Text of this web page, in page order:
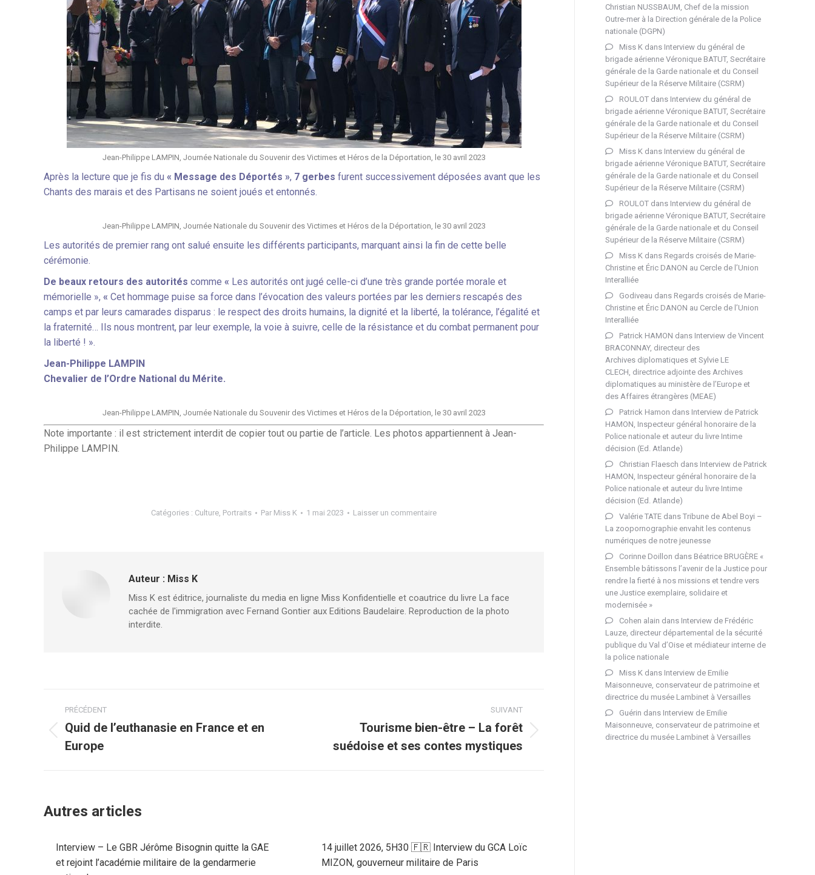
Jean-Philippe LAMPIN, Journée Nationale du Souvenir des Victimes et Héros de la Déportation, le 30 avril 2023
Après la lecture que je fis du « Message des Déportés », 7 gerbes furent successivement déposées avant que les
Chants des marais et des Partisans ne soient joués et entonnés.
Jean-Philippe LAMPIN, Journée Nationale du Souvenir des Victimes et Héros de la Déportation, le 30 avril 2023
Les autorités de premier rang ont salué ensuite les différents participants, marquant ainsi la fin de cette belle
cérémonie.
De beaux retours des autorités comme « Les autorités ont jugé celle-ci d’une très grande portée morale et
mémorielle », « Cet hommage puise sa force dans l’évocation des valeurs portées par les derniers rescapés des
camps et par leurs camarades disparus : le respect des droits humains, la dignité et la liberté, la tolérance, l’égalité et
la fraternité… Ils nous montrent, par leur exemple, la voie à suivre, celle de la résistance et du combat permanent pour
la liberté ! ».
Jean-Philippe LAMPIN
Chevalier de l’Ordre National du Mérite.
Jean-Philippe LAMPIN, Journée Nationale du Souvenir des Victimes et Héros de la Déportation, le 30 avril 2023
Note importante : il est strictement interdit de copier tout ou partie de l’article. Les photos appartiennent à Jean-
Philippe LAMPIN.
Catégories : Culture, Portraits Par Miss K 1 mai 2023 Laisser un commentaire
Auteur : Miss K
Miss K est éditrice, journaliste du media en ligne Miss Konfidentielle et coautrice du livre La face
cachée de l'immigration avec Fernand Gontier aux Editions Baudelaire. Reproduction de la photo
interdite.
Navigation
article
PRÉCÉDENT
Article
précédent
Quid de l’euthanasie en France et en
Europe
SUIVANT
suivant
Tourisme bien-être – La forêt
suédoise et ses contes mystiques
Autres articles
Interview – Le GBR Jérôme Bisognin quitte la GAE
et rejoint l’académie militaire de la gendarmerie
14 juillet 2026, 5H30 🇫🇷 Interview du GCA Loïc
MIZON, gouverneur militaire de Paris
Christian NUSSBAUM, Chef de la mission
Outre-mer à la Direction générale de la Police
nationale (DGPN)
Miss K dans Interview du général de
brigade aérienne Véronique BATUT, Secrétaire
générale de la Garde nationale et du Conseil
Supérieur de la Réserve Militaire (CSRM)
ROULOT dans Interview du général de
brigade aérienne Véronique BATUT, Secrétaire
générale de la Garde nationale et du Conseil
Supérieur de la Réserve Militaire (CSRM)
Miss K dans Interview du général de
brigade aérienne Véronique BATUT, Secrétaire
générale de la Garde nationale et du Conseil
Supérieur de la Réserve Militaire (CSRM)
ROULOT dans Interview du général de
brigade aérienne Véronique BATUT, Secrétaire
générale de la Garde nationale et du Conseil
Supérieur de la Réserve Militaire (CSRM)
Miss K dans Regards croisés de Marie-
Christine et Éric DANON au Cercle de l’Union
Interalliée
Godiveau dans Regards croisés de Marie-
Christine et Éric DANON au Cercle de l’Union
Interalliée
Patrick HAMON dans Interview de Vincent
BRACONNAY, directeur des
Archives diplomatiques et Sylvie LE
CLECH, directrice adjointe des Archives
diplomatiques au ministère de l’Europe et
des Affaires étrangères (MEAE)
Patrick Hamon dans Interview de Patrick
HAMON, Inspecteur général honoraire de la
Police nationale et auteur du livre Intime
décision (Ed. Atlande)
Christian Flaesch dans Interview de Patrick
HAMON, Inspecteur général honoraire de la
Police nationale et auteur du livre Intime
décision (Ed. Atlande)
Valérie TATE dans Tribune de Abel Boyi –
La zoopornographie envahit les contenus
numériques de notre jeunesse
Corinne Doillon dans Béatrice BRUGÈRE «
Ensemble bâtissons l’avenir de la Justice pour
rendre la fierté à nos missions et tendre vers
une Justice exemplaire, solidaire et
modernisée »
Cohen alain dans Interview de Frédéric
Lauze, directeur départemental de la sécurité
publique du Val d’Oise et médiateur interne de
la police nationale
Miss K dans Interview de Emilie
Maisonneuve, conservateur de patrimoine et
directrice du musée Lambinet à Versailles
Guérin dans Interview de Emilie
Maisonneuve, conservateur de patrimoine et
directrice du musée Lambinet à Versailles